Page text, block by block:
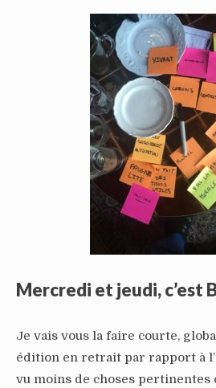
Mercredi et jeudi, c’est
Je vais vous la faire courte,
édition en retrait par rapport à
vu moins de choses pertinentes